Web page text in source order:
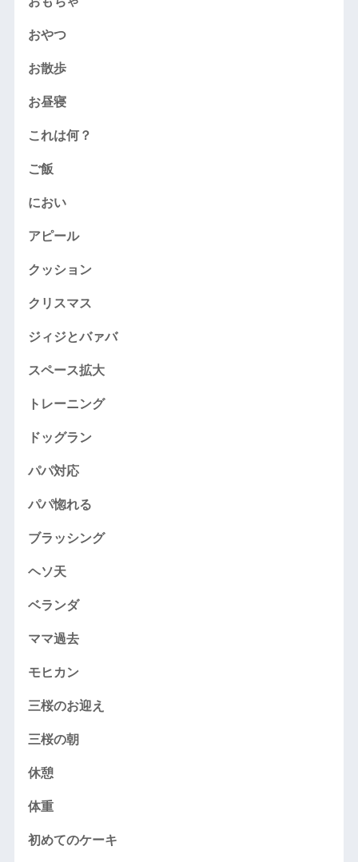
おやつ
お散歩
お昼寝
これは何？
ご飯
におい
アピール
クッション
クリスマス
ジィジとバァバ
スペース拡大
トレーニング
ドッグラン
パパ対応
パパ惚れる
ブラッシング
ヘソ天
ベランダ
ママ過去
モヒカン
三桜のお迎え
三桜の朝
休憩
体重
初めてのケーキ